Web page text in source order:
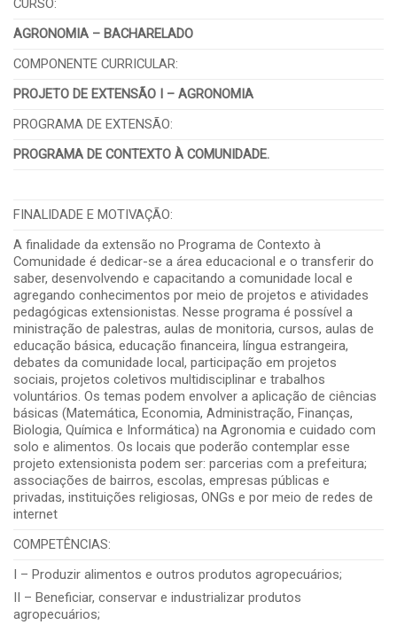
CURSO:
AGRONOMIA – BACHARELADO
COMPONENTE CURRICULAR:
PROJETO DE EXTENSÃO I – AGRONOMIA
PROGRAMA DE EXTENSÃO:
PROGRAMA DE CONTEXTO À COMUNIDADE.
FINALIDADE E MOTIVAÇÃO:
A finalidade da extensão no Programa de Contexto à
Comunidade é dedicar-se a área educacional e o transferir do
saber, desenvolvendo e capacitando a comunidade local e
agregando conhecimentos por meio de projetos e atividades
pedagógicas extensionistas. Nesse programa é possível a
ministração de palestras, aulas de monitoria, cursos, aulas de
educação básica, educação financeira, língua estrangeira,
debates da comunidade local, participação em projetos
sociais, projetos coletivos multidisciplinar e trabalhos
voluntários. Os temas podem envolver a aplicação de ciências
básicas (Matemática, Economia, Administração, Finanças,
Biologia, Química e Informática) na Agronomia e cuidado com
solo e alimentos. Os locais que poderão contemplar esse
projeto extensionista podem ser: parcerias com a prefeitura;
associações de bairros, escolas, empresas públicas e
privadas, instituições religiosas, ONGs e por meio de redes de
internet
COMPETÊNCIAS:
I – Produzir alimentos e outros produtos agropecuários;
II – Beneficiar, conservar e industrializar produtos
agropecuários;